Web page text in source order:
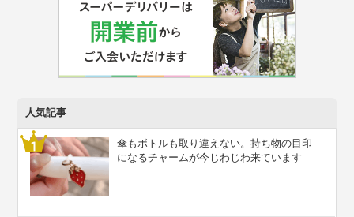
人気記事
傘もボトルも取り違えない。持ち物の目印
になるチャームが今じわじわ来ています